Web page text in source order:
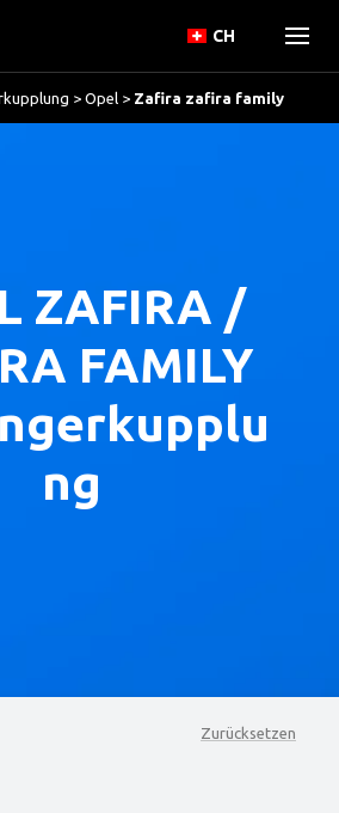
CH
> Opel > Zafira zafira family
ZAFIRA /
FAMILY
ng
Zurücksetzen